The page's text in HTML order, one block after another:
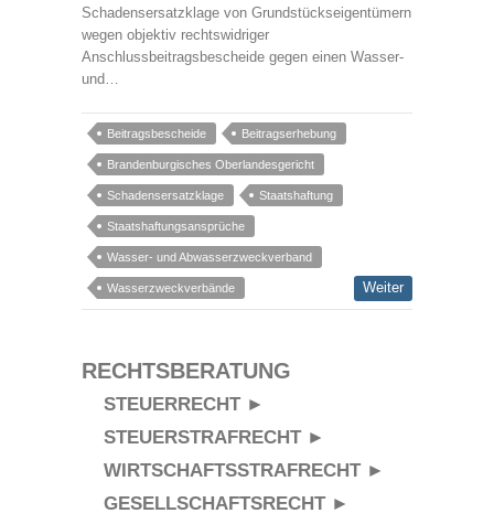
Schadensersatzklage von Grundstückseigentümern
wegen objektiv rechtswidriger
Anschlussbeitragsbescheide gegen einen Wasser-
und…
Beitragsbescheide Beitragserhebung
Brandenburgisches Oberlandesgericht
Schadensersatzklage Staatshaftung
Staatshaftungsansprüche
Wasser- und Abwasserzweckverband
Wasserzweckverbände Weiter
RECHTSBERATUNG
STEUERRECHT ►
STEUERSTRAFRECHT ►
WIRTSCHAFTSSTRAFRECHT ►
GESELLSCHAFTSRECHT ►